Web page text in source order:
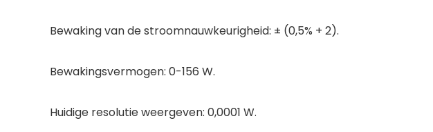
Bewaking van de stroomnauwkeurigheid: ± (0,5% + 2).
Bewakingsvermogen: 0-156 W.
Huidige resolutie weergeven: 0,0001 W.